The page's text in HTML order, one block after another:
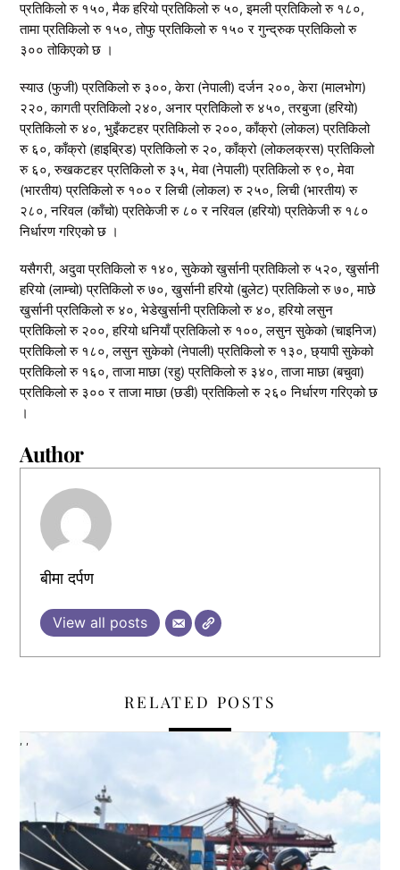
प्रतिकिलो रु १५०, मैक हरियो प्रतिकिलो रु ५०, इमली प्रतिकिलो रु १८०,
तामा प्रतिकिलो रु १५०, तोफु प्रतिकिलो रु १५० र गुन्द्रुक प्रतिकिलो रु
३०० तोकिएको छ ।
स्याउ (फुजी) प्रतिकिलो रु ३००, केरा (नेपाली) दर्जन २००, केरा (मालभोग)
२२०, कागती प्रतिकिलो २४०, अनार प्रतिकिलो रु ४५०, तरबुजा (हरियो)
प्रतिकिलो रु ४०, भुइँकटहर प्रतिकिलो रु २००, काँक्रो (लोकल) प्रतिकिलो
रु ६०, काँक्रो (हाइब्रिड) प्रतिकिलो रु २०, काँक्रो (लोकलक्रस) प्रतिकिलो
रु ६०, रुखकटहर प्रतिकिलो रु ३५, मेवा (नेपाली) प्रतिकिलो रु ९०, मेवा
(भारतीय) प्रतिकिलो रु १०० र लिची (लोकल) रु २५०, लिची (भारतीय) रु
२८०, नरिवल (काँचो) प्रतिकेजी रु ८० र नरिवल (हरियो) प्रतिकेजी रु १८०
निर्धारण गरिएको छ ।
यसैगरी, अदुवा प्रतिकिलो रु १४०, सुकेको खुर्सानी प्रतिकिलो रु ५२०, खुर्सानी
हरियो (लाम्चो) प्रतिकिलो रु ७०, खुर्सानी हरियो (बुलेट) प्रतिकिलो रु ७०, माछे
खुर्सानी प्रतिकिलो रु ४०, भेडेखुर्सानी प्रतिकिलो रु ४०, हरियो लसुन
प्रतिकिलो रु २००, हरियो धनियाँ प्रतिकिलो रु १००, लसुन सुकेको (चाइनिज)
प्रतिकिलो रु १८०, लसुन सुकेको (नेपाली) प्रतिकिलो रु १३०, छ्यापी सुकेको
प्रतिकिलो रु १६०, ताजा माछा (रहु) प्रतिकिलो रु ३४०, ताजा माछा (बचुवा)
प्रतिकिलो रु ३०० र ताजा माछा (छडी) प्रतिकिलो रु २६० निर्धारण गरिएको छ
।
Author
बीमा दर्पण
View all posts
RELATED POSTS